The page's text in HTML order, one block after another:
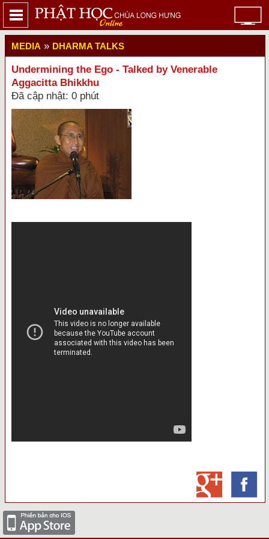
MEDIA » DHARMA TALKS
Undermining the Ego - Talked by Venerable
Aggacitta Bhikkhu
Đã cập nhật: 0 phút